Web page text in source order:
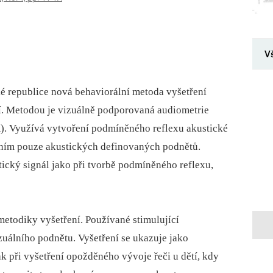
republice nová behaviorální metoda vyšetření
Metodou je vizuálně podporovaná audiometrie
Využívá vytvoření podmíněného reflexu akustické
pouze akustických definovaných podnětů.
signál jako při tvorbě podmíněného reflexu,
vyšetření. Používané stimulující
podnětu. Vyšetření se ukazuje jako
při vyšetření opožděného vývoje řeči u dětí, kdy